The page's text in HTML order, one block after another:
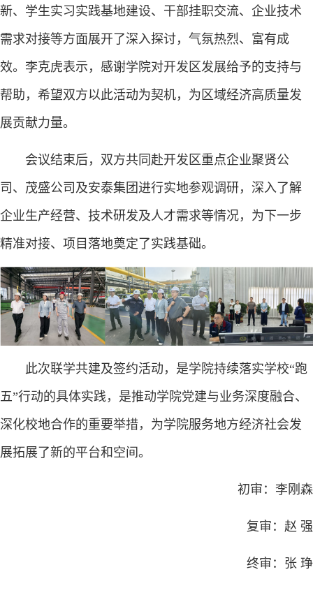
新、学生实习实践基地建设、干部挂职交流、企业技术
需求对接等方面展开了深入探讨，气氛热烈、富有成
效。李克虎表示，感谢学院对开发区发展给予的支持与
帮助，希望双方以此活动为契机，为区域经济高质量发
展贡献力量。
会议结束后，双方共同赴开发区重点企业聚贤公
司、茂盛公司及安泰集团进行实地参观调研，深入了解
企业生产经营、技术研发及人才需求等情况，为下一步
精准对接、项目落地奠定了实践基础。
此次联学共建及签约活动，是学院持续落实学校“跑
五”行动的具体实践，是推动学院党建与业务深度融合、
深化校地合作的重要举措，为学院服务地方经济社会发
展拓展了新的平台和空间。
初审：李刚森
复审：赵 强
终审：张 琤